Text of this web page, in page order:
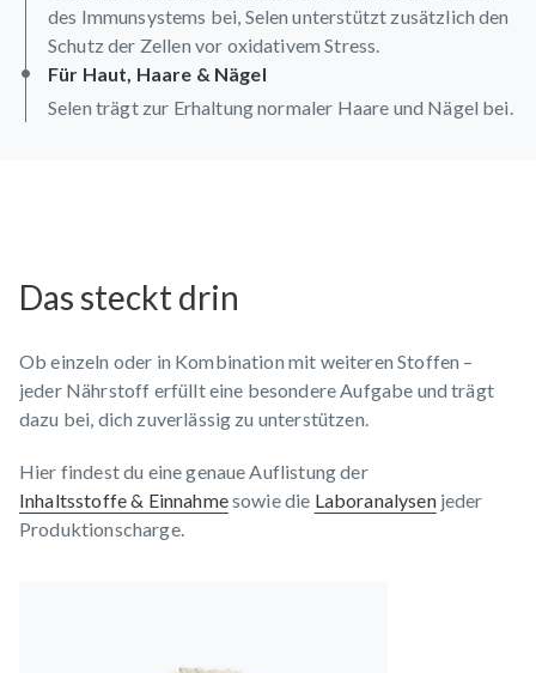
des Immunsystems bei, Selen unterstützt zusätzlich den
Schutz der Zellen vor oxidativem Stress.
Für Haut, Haare & Nägel
Selen trägt zur Erhaltung normaler Haare und Nägel bei.
Das steckt drin
Ob einzeln oder in Kombination mit weiteren Stoffen –
jeder Nährstoff erfüllt eine besondere Aufgabe und trägt
dazu bei, dich zuverlässig zu unterstützen.
Hier findest du eine genaue Auflistung der
Inhaltsstoffe & Einnahmesowie die Laboranalysenjeder
Produktionscharge.